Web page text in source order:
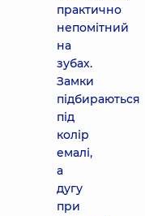
практично
непомітний
на
зубах.
Замки
підбираються
під
колір
емалі,
а
дугу
при